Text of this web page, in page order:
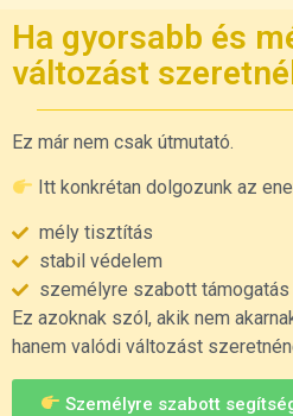
Ha gyorsabb és
változást
Ez már nem csak útmutató.
Itt konkrétan dolgozunk az
mély tisztítás
stabil védelem
személyre szabott támogatás
Ez azoknak szól, akik nem
hanem valódi változást
Személyre szabott